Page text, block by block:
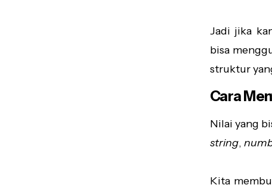
Jadi jika
bisa
struktur
Cara
Nilai yang
string,
Kita